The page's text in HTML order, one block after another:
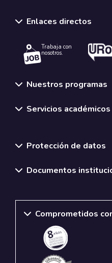
Enlaces directos
Trabaja con
nosotros.
Nuestros programas
Servicios académicos
Protección de datos
Documentos
Comprometidos